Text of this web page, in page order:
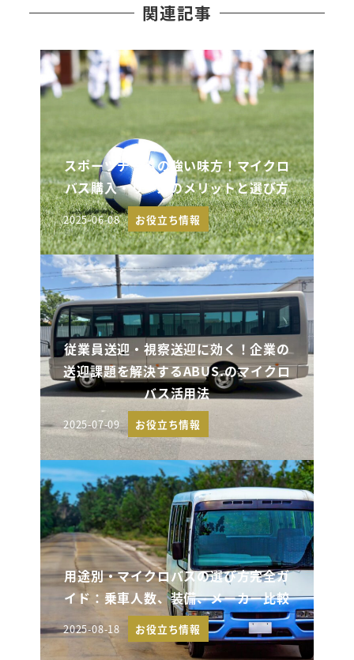
関連記事
スポーツチームの強い味方！マイクロ
バス購入・リースのメリットと選び方
投稿日
2025-06-08 お役立ち情報
従業員送迎・視察送迎に効く！企業の
送迎課題を解決するABUS.のマイクロ
バス活用法
投稿日
2025-07-09 お役立ち情報
用途別・マイクロバスの選び方完全ガ
イド：乗車人数、装備、メーカー比較
投稿日
2025-08-18 お役立ち情報